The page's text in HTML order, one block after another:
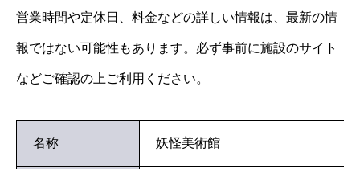
営業時間や定休日、料金などの詳しい情報は、最新の情
報ではない可能性もあります。必ず事前に施設のサイト
などご確認の上ご利用ください。
名称 妖怪美術館